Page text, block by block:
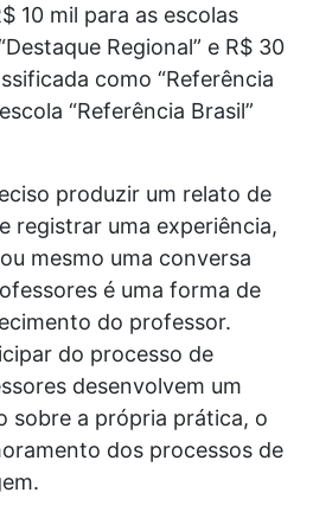
10 mil para as escolas
Regional” e R$ 30
como “Referência
“Referência Brasil”
produzir um relato de
registrar uma experiência,
mesmo uma conversa
é uma forma de
do professor.
do processo de
desenvolvem um
sobre a própria prática, o
dos processos de